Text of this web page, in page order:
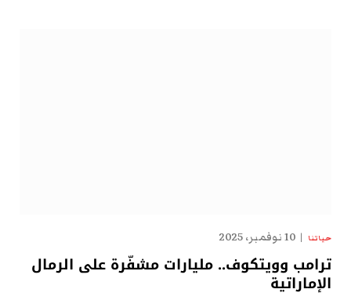
حياتنا 10 نوفمبر، 2025
ترامب وويتكوف.. مليارات مشفّرة على الرمال
الإماراتية